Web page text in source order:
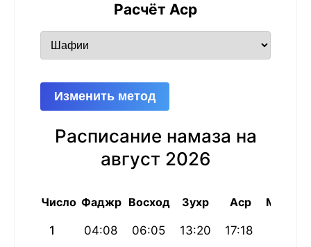
Расчёт Аср
Изменить метод
Расписание намаза на
август 2026
Число Фаджр Восход Зухр Аср Магриб
1 04:08 06:05 13:20 17:18